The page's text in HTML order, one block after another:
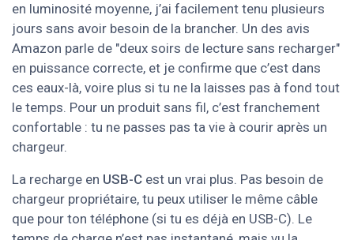
en luminosité moyenne, j’ai facilement tenu plusieurs
jours sans avoir besoin de la brancher. Un des avis
Amazon parle de "deux soirs de lecture sans recharger"
en puissance correcte, et je confirme que c’est dans
ces eaux-là, voire plus si tu ne la laisses pas à fond tout
le temps. Pour un produit sans fil, c’est franchement
confortable : tu ne passes pas ta vie à courir après un
chargeur.
La recharge en USB-C est un vrai plus. Pas besoin de
chargeur propriétaire, tu peux utiliser le même câble
que pour ton téléphone (si tu es déjà en USB-C). Le